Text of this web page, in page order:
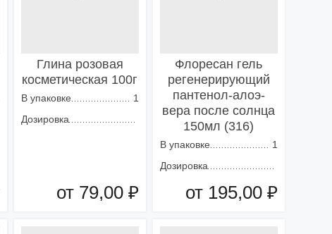
Глина розовая
косметическая 100г
В упаковке
1
Дозировка
от 79,00 ₽
Флоресан гель
регенерирующий
пантенол-алоэ-
вера после солнца
150мл (316)
В упаковке
1
Дозировка
от 195,00 ₽